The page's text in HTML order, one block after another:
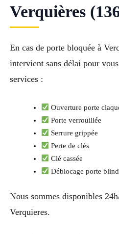
Verquières
En cas de porte bloquée à
intervient sans délai pour
services :
Ouverture porte
Porte verrouillée
Serrure grippée
Perte de clés
Clé cassée
Déblocage porte
Nous sommes disponibles
Verquieres.